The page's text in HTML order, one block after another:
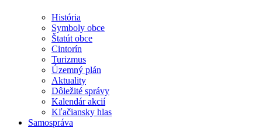
História
Symboly obce
Štatút obce
Cintorín
Turizmus
Územný plán
Aktuality
Dôležité správy
Kalendár akcií
Kľačiansky hlas
Samospráva